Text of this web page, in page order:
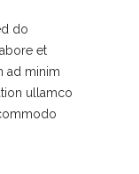
do
et
ad minim
ullamco